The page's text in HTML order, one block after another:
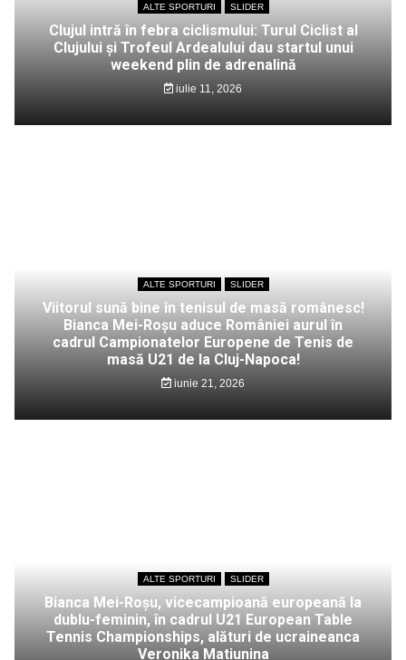
ALTE SPORTURI SLIDER
Clujul intră în febra ciclismului: Turul Ciclist al
Clujului și Trofeul Ardealului dau startul unui
weekend plin de adrenalină
iulie 11, 2026
ALTE SPORTURI SLIDER
Viitorul sună bine în tenisul de masă românesc!
Bianca Mei-Roșu aduce României aurul în
cadrul Campionatelor Europene de Tenis de
masă U21 de la Cluj-Napoca!
iunie 21, 2026
ALTE SPORTURI SLIDER
Bianca Mei-Roșu, vicecampioană europeană la
dublu-feminin, în cadrul U21 European Table
Tennis Championships, alături de ucraineanca
Veronika Matiunina